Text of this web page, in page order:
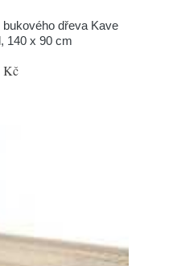
dřeva Kave
140 x 90 cm
Kč